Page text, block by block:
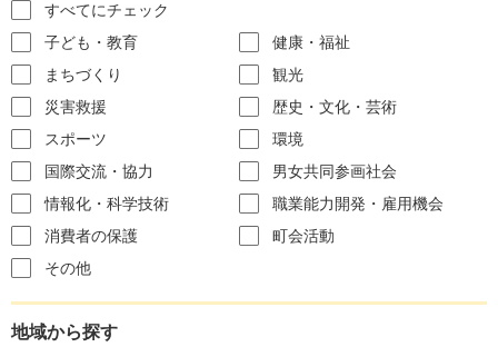
すべてにチェック
子ども・教育
健康・福祉
まちづくり
観光
災害救援
歴史・文化・芸術
スポーツ
環境
国際交流・協力
男女共同参画社会
情報化・科学技術
職業能力開発・雇用機会
消費者の保護
町会活動
その他
地域から探す